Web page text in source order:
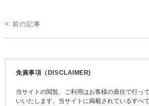
投
稿
< 前の記事
免責事項（DISCLAIMER)
当サイトの閲覧、ご利用はお客様の責任で行っ
いいたします。当サイトに掲載されているすべ